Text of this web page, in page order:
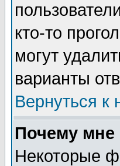
кто-то
могут
варианты
Вернуться к
Почему
Некоторые